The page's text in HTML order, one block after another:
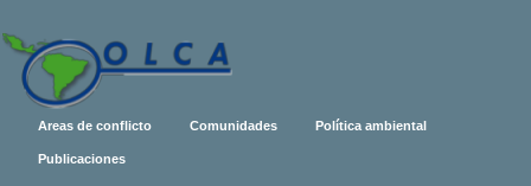
Areas de conflicto Comunidades Política ambiental
Publicaciones